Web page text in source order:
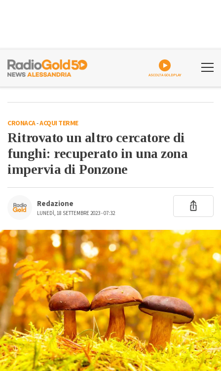
ASCOLTA GOLDPLAY
CRONACA-ACQUI TERME
Ritrovato un altro cercatore di
funghi: recuperato in una zona
impervia di Ponzone
Redazione
LUNEDÌ, 18 SETTEMBRE 2023 - 07:32